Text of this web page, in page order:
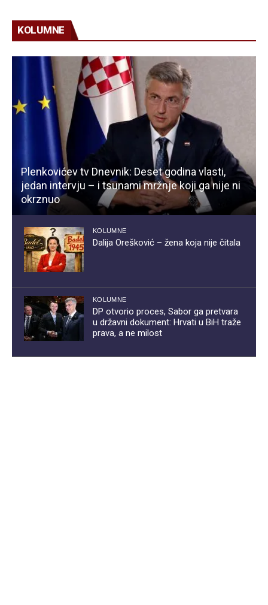
KOLUMNE
Plenkovićev tv Dnevnik: Deset godina vlasti,
jedan intervju – i tsunami mržnje koji ga nije ni
okrznuo
KOLUMNE
Dalija Orešković – žena koja nije čitala
KOLUMNE
DP otvorio proces, Sabor ga pretvara
u državni dokument: Hrvati u BiH traže
prava, a ne milost